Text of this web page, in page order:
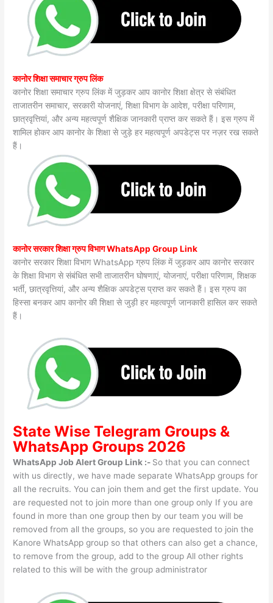
कानोर शिक्षा समाचार ग्रुप लिंक
कानोर शिक्षा समाचार ग्रुप लिंक में जुड़कर आप कानोर शिक्षा क्षेत्र से संबंधित
ताजातरीन समाचार, सरकारी योजनाएं, शिक्षा विभाग के आदेश, परीक्षा परिणाम,
छात्रवृत्तियां, और अन्य महत्वपूर्ण शैक्षिक जानकारी प्राप्त कर सकते हैं। इस ग्रुप में
शामिल होकर आप कानोर के शिक्षा से जुड़े हर महत्वपूर्ण अपडेट्स पर नज़र रख सकते
हैं।
कानोर सरकार शिक्षा ग्रुप विभाग WhatsApp Group Link
कानोर सरकार शिक्षा विभाग WhatsApp ग्रुप लिंक में जुड़कर आप कानोर सरकार
के शिक्षा विभाग से संबंधित सभी ताजातरीन घोषणाएं, योजनाएं, परीक्षा परिणाम, शिक्षक
भर्ती, छात्रवृत्तियां, और अन्य शैक्षिक अपडेट्स प्राप्त कर सकते हैं। इस ग्रुप का
हिस्सा बनकर आप कानोर की शिक्षा से जुड़ी हर महत्वपूर्ण जानकारी हासिल कर सकते
हैं।
State WiseTelegram Groups &
WhatsApp Groups 2026
WhatsApp Job Alert Group Link :- So that you can connect
with us directly, we have made separate WhatsApp groups for
all the recruits. You can join them and get the first update. You
are requested not to join more than one group only If you are
found in more than one group then by our team you will be
removed from all the groups, so you are requested to join the
Kanore WhatsApp group so that others can also get a chance,
to remove from the group, add to the group All other rights
related to this will be with the group administrator